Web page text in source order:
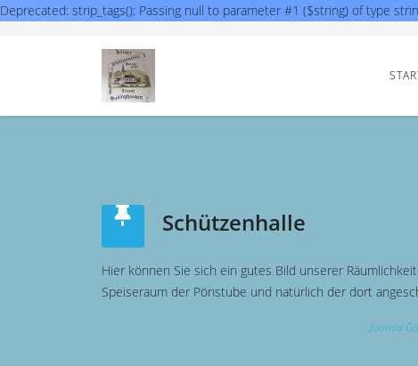
Deprecated: strip_tags(): Passing null to parameter #1 ($string) of type
Schützenhalle
Hier können Sie sich ein gutes Bild unserer
Speiseraum der Pönstube und natürlich der dort
Joomla